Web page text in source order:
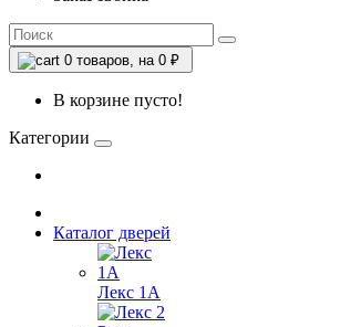
0 товаров, на 0 ₽
В корзине пусто!
Категории
Каталог дверей
Лекс 1А